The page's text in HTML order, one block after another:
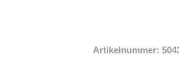
Artikelnummer: